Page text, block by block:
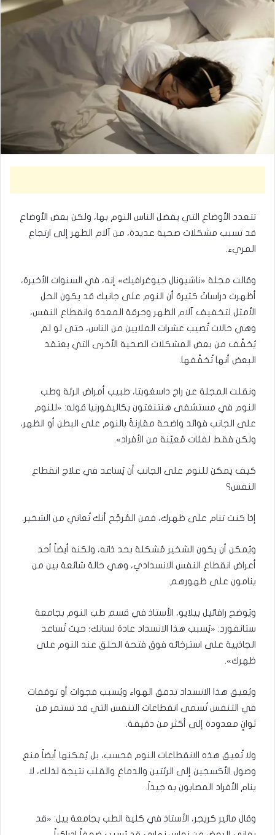
تتعدد الأوضاع التي يفضل الناس النوم بها، ولكن بعض الأوضاع
قد تسبب مشكلات صحية عديدة، من آلام الظهر إلى ارتجاع
المريء.
وقالت مجلة «ناشيونال جيوغرافيك» إنه، في السنوات الأخيرة،
أظهرت دراساتٌ كثيرة أن النوم على جانبك قد يكون الحل
الأمثل لتخفيف آلام الظهر وحرقة المعدة وانقطاع النفس،
وهي حالات تُصيب عشرات الملايين من الناس، حتى لو لم
يُخفّف من بعض المشكلات الصحية الأخرى التي يعتقد
البعض أنها تُخفّفها.
ونقلت المجلة عن راج داسغوبتا، طبيب أمراض الرئة وطب
النوم في مستشفى هنتنغتون بكاليفورنيا قوله: «للنوم
على الجانب فوائد واضحة مقارنةً بالنوم على البطن أو الظهر،
ولكن فقط لفئات مُعيّنة من الأفراد».
كيف يمكن للنوم على الجانب أن يُساعد في علاج انقطاع
النفس؟
إذا كنت تنام على ظهرك، فمن المُرجّح أنك تُعاني من الشخير.
ويُمكن أن يكون الشخير مُشكلة بحد ذاته، ولكنه أيضاً أحد
أعراض انقطاع النفس الانسدادي، وهي حالة شائعة بين من
ينامون على ظهورهم.
ويُوضح رافائيل بيلايو، الأستاذ في قسم طب النوم بجامعة
ستانفورد: «يُسبب هذا الانسداد عادة لسانك؛ حيث تُساعد
الجاذبية على استرخائه فوق فتحة الحلق عند النوم على
ظهرك».
ويُعيق هذا الانسداد تدفق الهواء ويُسبب فجوات أو توقفات
في التنفس تُسمى انقطاعات التنفس التي قد تستمر من
ثوانٍ معدودة إلى أكثر من دقيقة.
ولا تُعيق هذه الانقطاعات النوم فحسب، بل يُمكنها أيضاً منع
وصول الأكسجين إلى الرئتين والدماغ والقلب نتيجة لذلك، لا
ينام الأفراد المصابون به جيداً.
وقال مائير كريجر، الأستاذ في كلية الطب بجامعة ييل: «قد